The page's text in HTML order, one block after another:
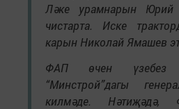
Ләке урамнарын Юрий
чистарта. Иске
карын Николай Ямашев
ФАП өчен үзебез
“Минстрой”дагы
килмәде.